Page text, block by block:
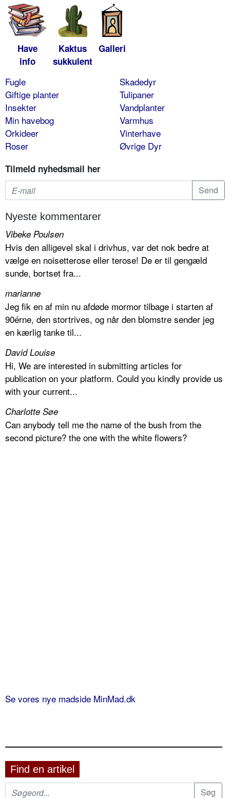
Have
info
Kaktus
sukkulent
Galleri
Fugle
Giftige planter
Insekter
Min havebog
Orkideer
Roser
Skadedyr
Tulipaner
Vandplanter
Varmhus
Vinterhave
Øvrige Dyr
Tilmeld nyhedsmail her
Nyeste kommentarer
Vibeke Poulsen
Hvis den alligevel skal i drivhus, var det nok bedre at
vælge en noisetterose eller terose! De er til gengæld
sunde, bortset fra...
marianne
Jeg fik en af min nu afdøde mormor tilbage i starten af
90érne, den stortrives, og når den blomstre sender jeg
en kærlig tanke til...
David Louise
Hi, We are interested in submitting articles for
publication on your platform. Could you kindly provide us
with your current...
Charlotte Søe
Can anybody tell me the name of the bush from the
second picture? the one with the white flowers?
Se vores nye madside MinMad.dk
Find en artikel